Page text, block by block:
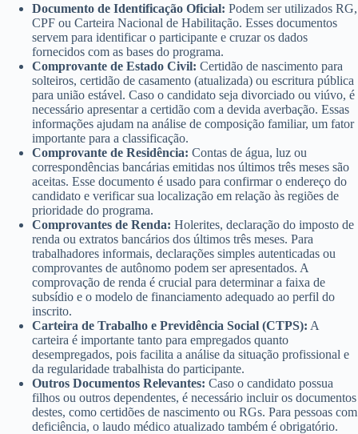
Documento de Identificação Oficial: Podem ser utilizados RG,
CPF ou Carteira Nacional de Habilitação. Esses documentos
servem para identificar o participante e cruzar os dados
fornecidos com as bases do programa.
Comprovante de Estado Civil: Certidão de nascimento para
solteiros, certidão de casamento (atualizada) ou escritura pública
para união estável. Caso o candidato seja divorciado ou viúvo, é
necessário apresentar a certidão com a devida averbação. Essas
informações ajudam na análise de composição familiar, um fator
importante para a classificação.
Comprovante de Residência: Contas de água, luz ou
correspondências bancárias emitidas nos últimos três meses são
aceitas. Esse documento é usado para confirmar o endereço do
candidato e verificar sua localização em relação às regiões de
prioridade do programa.
Comprovantes de Renda: Holerites, declaração do imposto de
renda ou extratos bancários dos últimos três meses. Para
trabalhadores informais, declarações simples autenticadas ou
comprovantes de autônomo podem ser apresentados. A
comprovação de renda é crucial para determinar a faixa de
subsídio e o modelo de financiamento adequado ao perfil do
inscrito.
Carteira de Trabalho e Previdência Social (CTPS): A
carteira é importante tanto para empregados quanto
desempregados, pois facilita a análise da situação profissional e
da regularidade trabalhista do participante.
Outros Documentos Relevantes: Caso o candidato possua
filhos ou outros dependentes, é necessário incluir os documentos
destes, como certidões de nascimento ou RGs. Para pessoas com
deficiência, o laudo médico atualizado também é obrigatório.